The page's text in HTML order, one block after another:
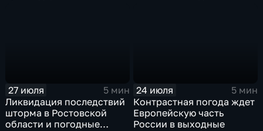
27 июля
5 мин
Ликвидация последствий
шторма в Ростовской
области и погодные
24 июля
5 мин
Контрастная погода ждет
Европейскую часть
России в выходные